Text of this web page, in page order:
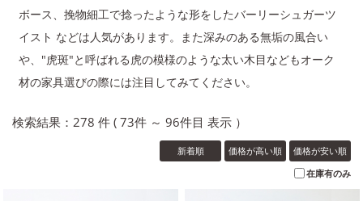
ボース、挽物細工で捻ったような形をしたバーリーシュガーツ
イスト などは人気があります。また深みのある無垢の風合い
や、"虎斑"と呼ばれる虎の模様のような太い木目などもオーク
材の家具選びの際には注目してみてください。
検索結果：278 件 ( 73件 ～ 96件目 表示 ）
新着順 価格が高い順
価格が安い順
在庫有のみ